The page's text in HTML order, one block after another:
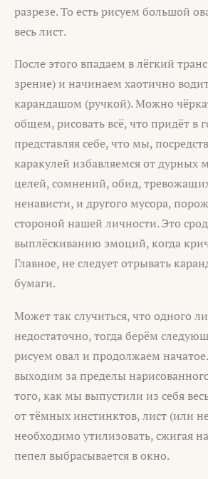
разрезе. То есть рисуем большой
весь лист.
После этого впадаем в лёгкий
зрение) и начинаем хаотично
карандашом (ручкой). Можно
общем, рисовать всё, что придёт в
представляя себе, что мы,
каракулей избавляемся от
целей, сомнений, обид,
ненависти, и другого мусора,
стороной нашей личности. Это
выплёскиванию эмоций, когда
Главное, не следует отрывать
бумаги.
Может так случиться, что одного
недостаточно, тогда берём
рисуем овал и продолжаем
выходим за пределы
того, как мы выпустили из себя
от тёмных инстинктов, лист (или
необходимо утилизовать, сжигая
пепел выбрасывается в окно.